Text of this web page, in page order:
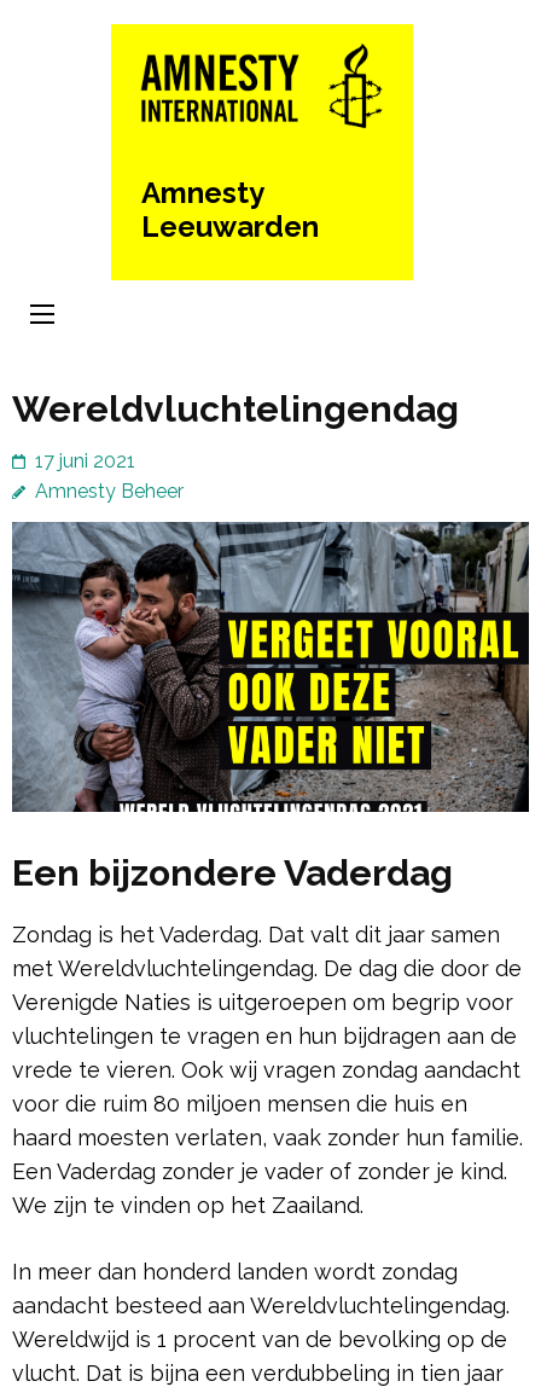
Amnesty
Leeuwarden
Wereldvluchtelingendag
17 juni 2021
Amnesty Beheer
Een bijzondere Vaderdag
Zondag is het Vaderdag. Dat valt dit jaar samen
met Wereldvluchtelingendag. De dag die door de
Verenigde Naties is uitgeroepen om begrip voor
vluchtelingen te vragen en hun bijdragen aan de
vrede te vieren. Ook wij vragen zondag aandacht
voor die ruim 80 miljoen mensen die huis en
haard moesten verlaten, vaak zonder hun familie.
Een Vaderdag zonder je vader of zonder je kind.
We zijn te vinden op het Zaailand.
In meer dan honderd landen wordt zondag
aandacht besteed aan Wereldvluchtelingendag.
Wereldwijd is 1 procent van de bevolking op de
vlucht. Dat is bijna een verdubbeling in tien jaar